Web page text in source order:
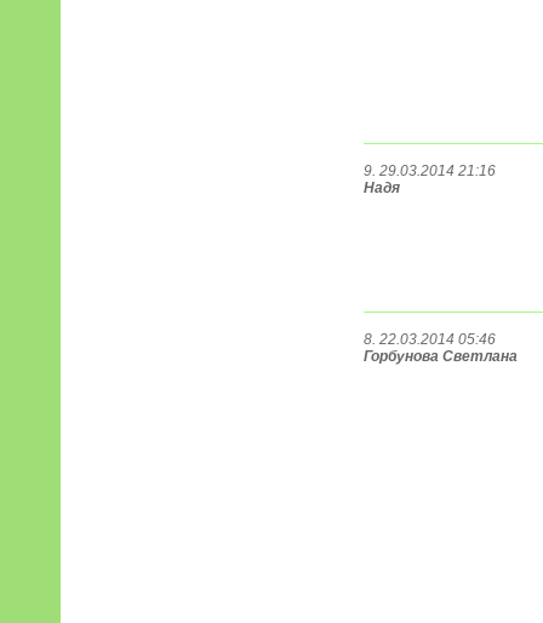
9. 29.03.2014 21:16
Надя
8. 22.03.2014 05:46
Горбунова Светлана